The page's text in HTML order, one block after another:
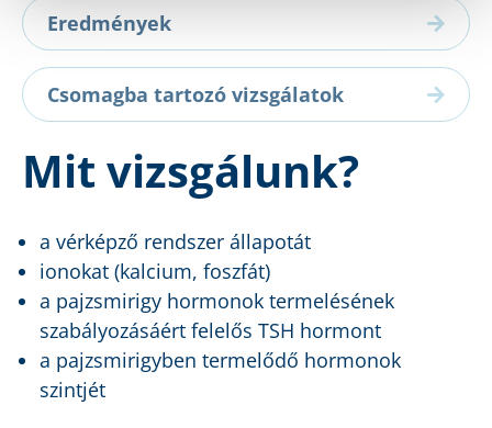
Eredmények
Csomagba tartozó vizsgálatok
Mit vizsgálunk?
a vérképző rendszer állapotát
ionokat (kalcium, foszfát)
a pajzsmirigy hormonok termelésének
szabályozásáért felelős TSH hormont
a pajzsmirigyben termelődő hormonok
szintjét